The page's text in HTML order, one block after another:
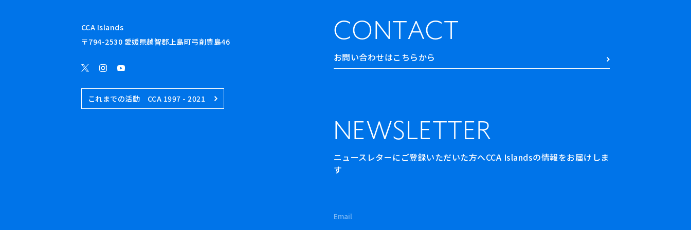
CONTACT
お問い合わせはこちらから
NEWSLETTER
ニュースレターにご登録いただいた方へCCA Islandsの情報をお届けしま
す
CCA Islands
〒794-2530 愛媛県越智郡上島町弓削豊島46
これまでの活動 CCA 1997 - 2021